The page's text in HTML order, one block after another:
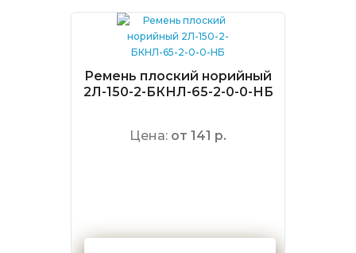
Ремень плоский норийный
2Л-150-2-БКНЛ-65-2-0-0-НБ
Цена: от 141 р.